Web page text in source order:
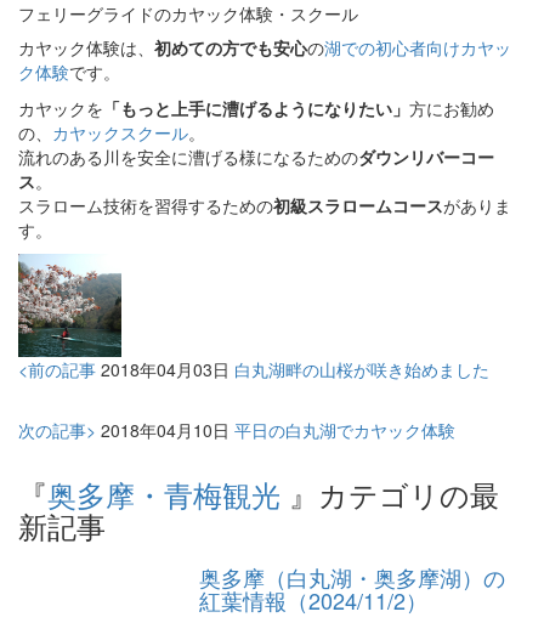
フェリーグライドのカヤック体験・スクール
カヤック体験は、 初めての方でも安心の湖での初心者向けカヤッ
ク体験です。
カヤックを 「もっと上手に漕げるようになりたい」 方にお勧め
の、 カヤックスクール。
流れのある川を安全に漕げる様になるためのダウンリバーコー
ス。
スラローム技術を習得するための初級スラロームコースがありま
す。
<前の記事 2018年04月03日 白丸湖畔の山桜が咲き始めました
次の記事> 2018年04月10日 平日の白丸湖でカヤック体験
『奥多摩・青梅観光 』カテゴリの最
新記事
奥多摩（白丸湖・奥多摩湖）の
紅葉情報（2024/11/2）